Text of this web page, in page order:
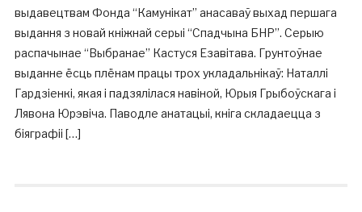
выдавецтвам Фонда “Камунікат” анасаваў выхад першага
выдання з новай кніжнай серыі “Спадчына БНР”. Серыю
распачынае “Выбранае” Кастуся Езавітава. Грунтоўнае
выданне ёсць плёнам працы трох укладальнікаў: Наталлі
Гардзіенкі, якая і падзялілася навіной, Юрыя Грыбоўскага і
Лявона Юрэвіча. Паводле анатацыі, кніга складаецца з
біяграфіі […]